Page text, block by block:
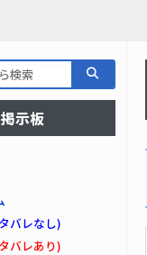
示板
バレなし)
バレあり)